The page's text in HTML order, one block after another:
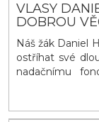
VLASY
DOBROU
Náš žák Daniel
ostříhat své
nadačnímu
vlasy přišli. Z
mohou lidem